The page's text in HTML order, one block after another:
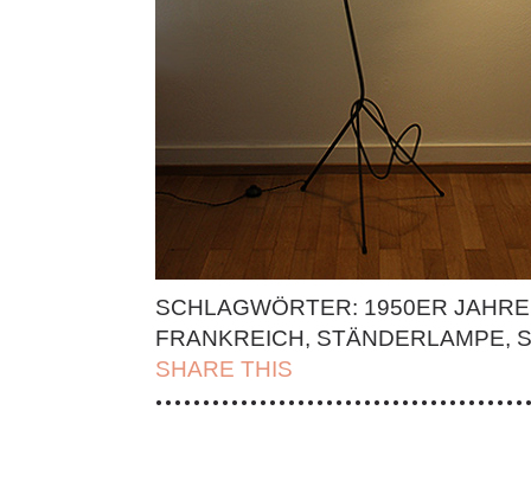
SCHLAGWÖRTER: 1950ER JAHRE
FRANKREICH, STÄNDERLAMPE,
SHARE THIS